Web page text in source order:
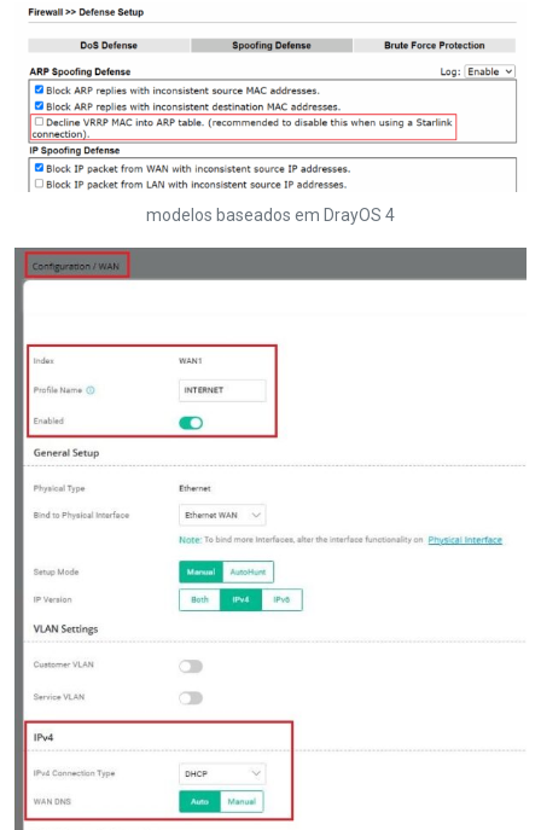
modelos baseados em DrayOS 4